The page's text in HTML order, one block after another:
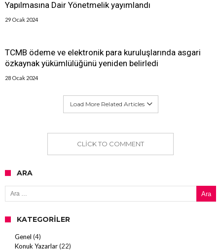
Yapılmasına Dair Yönetmelik yayımlandı
29 Ocak 2024
TCMB ödeme ve elektronik para kuruluşlarında asgari
özkaynak yükümlülüğünü yeniden belirledi
28 Ocak 2024
Load More Related Articles
CLICK TO COMMENT
ARA
Arama:
KATEGORILER
Genel (4)
Konuk Yazarlar(22)